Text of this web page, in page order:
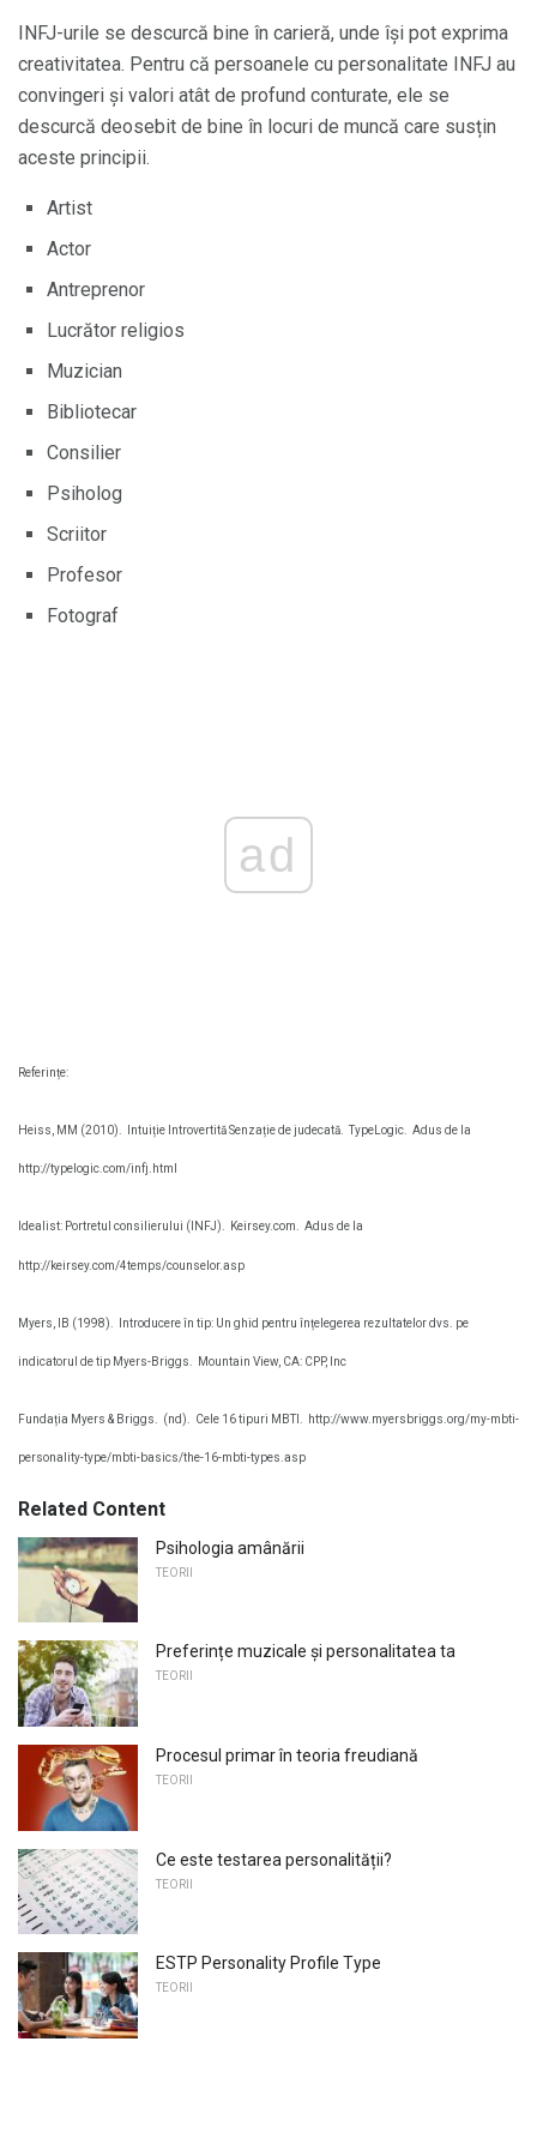
INFJ-urile se descurcă bine în carieră, unde își pot exprima
creativitatea. Pentru că persoanele cu personalitate INFJ au
convingeri și valori atât de profund conturate, ele se
descurcă deosebit de bine în locuri de muncă care susțin
aceste principii.
Artist
Actor
Antreprenor
Lucrător religios
Muzician
Bibliotecar
Consilier
Psiholog
Scriitor
Profesor
Fotograf
ad
Referințe:
Heiss, MM (2010). Intuiție Introvertită Senzație de judecată. TypeLogic. Adus de la
http://typelogic.com/infj.html
Idealist: Portretul consilierului (INFJ). Keirsey.com. Adus de la
http://keirsey.com/4temps/counselor.asp
Myers, IB (1998). Introducere în tip: Un ghid pentru înțelegerea rezultatelor dvs. pe
indicatorul de tip Myers-Briggs. Mountain View, CA: CPP, Inc
Fundația Myers & Briggs. (nd). Cele 16 tipuri MBTI. http://www.myersbriggs.org/my-mbti-
personality-type/mbti-basics/the-16-mbti-types.asp
Related Content
Psihologia amânării
TEORII
Preferințe muzicale și personalitatea ta
TEORII
Procesul primar în teoria freudiană
TEORII
Ce este testarea personalității?
TEORII
ESTP Personality Profile Type
TEORII